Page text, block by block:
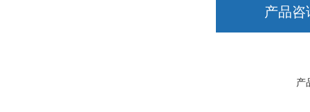
产品咨
产